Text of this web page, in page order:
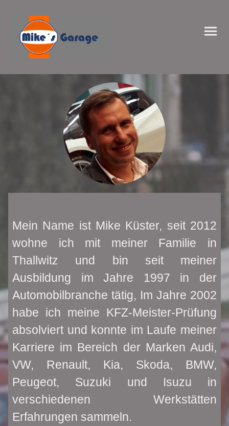
Mein Name ist Mike Küster, seit 2012
wohne ich mit meiner Familie in
Thallwitz und bin seit meiner
Ausbildung im Jahre 1997 in der
Automobilbranche tätig, Im Jahre 2002
habe ich meine KFZ-Meister-Prüfung
absolviert und konnte im Laufe meiner
Karriere im Bereich der Marken Audi,
VW, Renault, Kia, Skoda, BMW,
Peugeot, Suzuki und Isuzu in
verschiedenen Werkstätten
Erfahrungen sammeln.